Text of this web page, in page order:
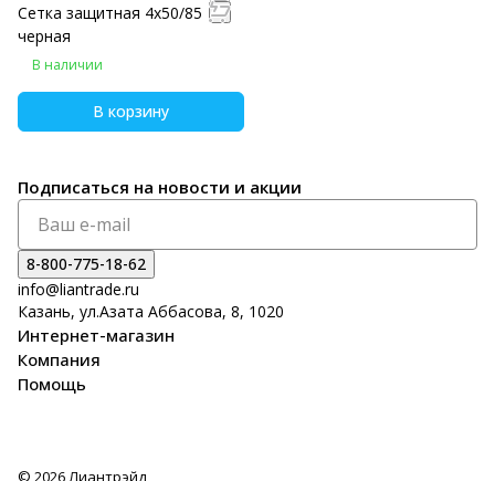
Сетка защитная 4х50/85
черная
В наличии
В корзину
Подписаться на новости и акции
8-800-775-18-62
info@liantrade.ru
Казань, ул.Азата Аббасова, 8, 1020
Интернет-магазин
Компания
Помощь
© 2026 Лиантрэйд